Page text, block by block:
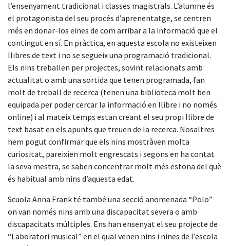
l’ensenyament tradicional i classes magistrals. L’alumne és
el protagonista del seu procés d’aprenentatge, se centren
més en donar-los eines de com arribar a la informació que el
contingut en sí. En pràctica, en aquesta escola no existeixen
llibres de text i no se segueix una programació tradicional.
Els nins treballen per projectes, sovint relacionats amb
actualitat o amb una sortida que tenen programada, fan
molt de treball de recerca (tenen una biblioteca molt ben
equipada per poder cercar la informació en llibre i no només
online) i al mateix temps estan creant el seu propi llibre de
text basat en els apunts que treuen de la recerca. Nosaltres
hem pogut confirmar que els nins mostràven molta
curiositat, pareixien molt engrescats i segons en ha contat
la seva mestra, se saben concentrar molt més estona del què
és habitual amb nins d’aquesta edat.
Scuola Anna Frank té també una secció anomenada “Polo”
on van només nins amb una discapacitat severa o amb
discapacitats múltiples. Ens han ensenyat el seu projecte de
“Laboratori musical” en el qual venen nins i nines de l’escola